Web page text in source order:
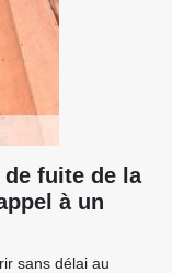
de fuite de la
à un
sans délai au